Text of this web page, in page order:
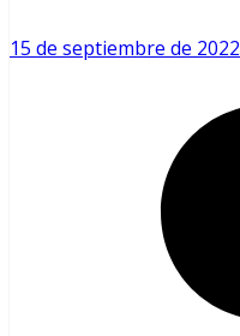
15 de septiembre de 2022